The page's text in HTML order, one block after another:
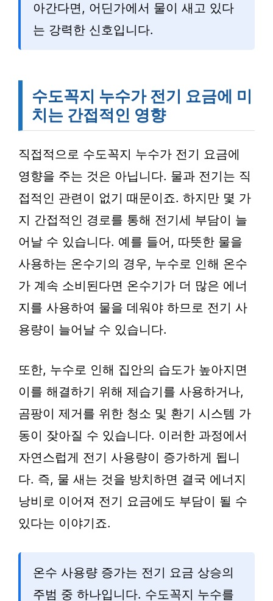
아간다면, 어딘가에서 물이 새고 있다
는 강력한 신호입니다.
수도꼭지 누수가 전기 요금에 미
치는 간접적인 영향
직접적으로 수도꼭지 누수가 전기 요금에
영향을 주는 것은 아닙니다. 물과 전기는 직
접적인 관련이 없기 때문이죠. 하지만 몇 가
지 간접적인 경로를 통해 전기세 부담이 늘
어날 수 있습니다. 예를 들어, 따뜻한 물을
사용하는 온수기의 경우, 누수로 인해 온수
가 계속 소비된다면 온수기가 더 많은 에너
지를 사용하여 물을 데워야 하므로 전기 사
용량이 늘어날 수 있습니다.
또한, 누수로 인해 집안의 습도가 높아지면
이를 해결하기 위해 제습기를 사용하거나,
곰팡이 제거를 위한 청소 및 환기 시스템 가
동이 잦아질 수 있습니다. 이러한 과정에서
자연스럽게 전기 사용량이 증가하게 됩니
다. 즉, 물 새는 것을 방치하면 결국 에너지
낭비로 이어져 전기 요금에도 부담이 될 수
있다는 이야기죠.
온수 사용량 증가는 전기 요금 상승의
주범 중 하나입니다. 수도꼭지 누수를